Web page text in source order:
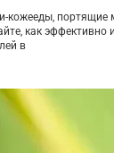
кожееды, портящие
как эффективно
в